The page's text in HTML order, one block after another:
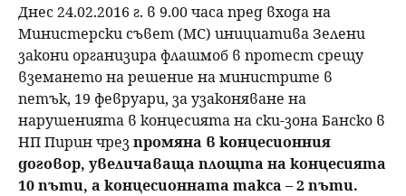
Днес 24.02.2016 г. в 9.00 часа пред входа на
Министерски съвет (МС) инициатива Зелени
закони организира флашмоб в протест срещу
вземането на решение на министрите в
петък, 19 февруари, за узаконяване на
нарушенията в концесията на ски-зона Банско в
НП Пирин чрезпромяна в концесионния
договор, увеличаваща площта на концесията
10 пъти, а концесионната такса – 2 пъти.